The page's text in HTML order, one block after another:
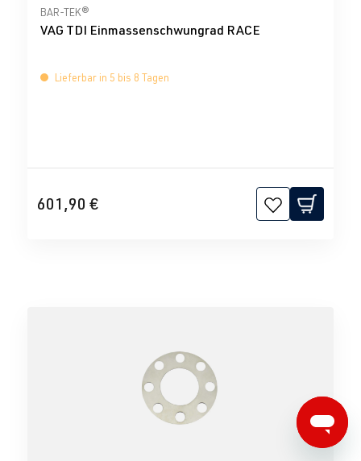
Durchschnittliche Bewertung von 0 von 5 Sternen
BAR-TEK®
VAG TDI Einmassenschwungrad RACE
Lieferbar in 5 bis 8 Tagen
601,90 €